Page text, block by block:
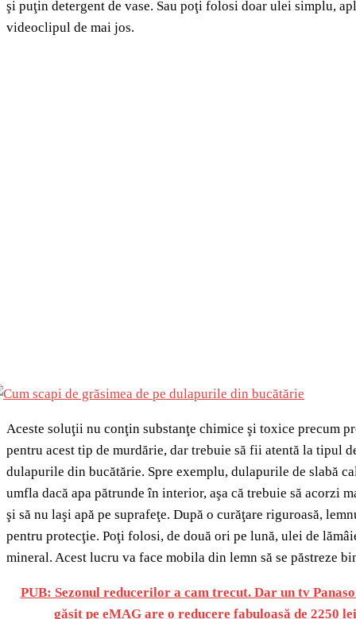
şi puţin detergent de vase. Sau poţi folosi doar ulei simplu,
videoclipul de mai jos.
Aceste soluţii nu conţin substanţe chimice şi toxice precum
pentru acest tip de murdărie, dar trebuie să fii atentă la tipul
dulapurile din bucătărie. Spre exemplu, dulapurile de slabă
umfla dacă apa pătrunde în interior, aşa că trebuie să acorzi
şi să nu laşi apă pe suprafeţe. După o curăţare riguroasă,
pentru protecţie. Poţi folosi, de două ori pe lună, ulei de
mineral. Acest lucru va face mobila din lemn să se păstreze
PUB: Sezonul reducerilor a cam trecut. Dar un tv
găsit pe eMAG are o reducere fabuloasă de 2250